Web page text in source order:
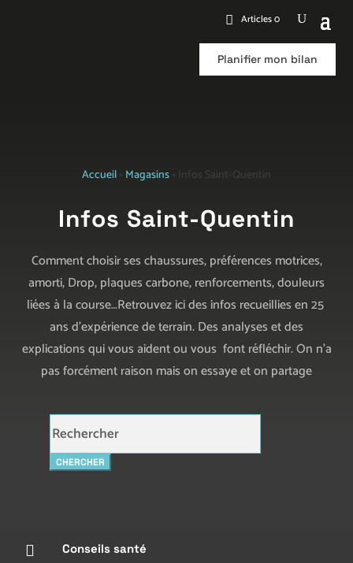
Articles 0
Planifier mon bilan
Accueil Magasins Infos Saint-Quentin
Infos Saint-Quentin
Comment choisir ses chaussures, préférences motrices,
amorti, Drop, plaques carbone, renforcements, douleurs
liées à la course…Retrouvez ici des infos recueillies en 25
ans d’expérience de terrain. Des analyses et des
explications qui vous aident ou vous font réfléchir. On n’a
pas forcément raison mais on essaye et on partage
 Conseils santé